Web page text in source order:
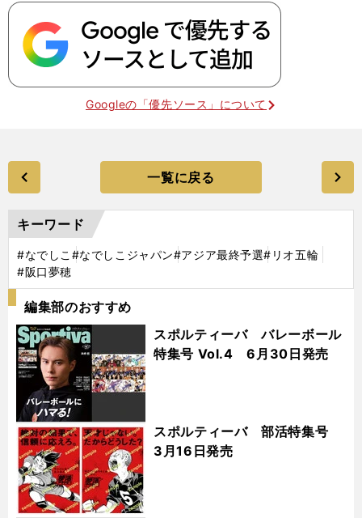
Googleの「優先ソース」について
一覧に戻る
キーワード
#なでしこ #なでしこジャパン#アジア最終予選#リオ五輪
#阪口夢穂
編集部のおすすめ
スポルティーバ バレーボール
特集号 Vol.4 6月30日発売
スポルティーバ 部活特集号
3月16日発売